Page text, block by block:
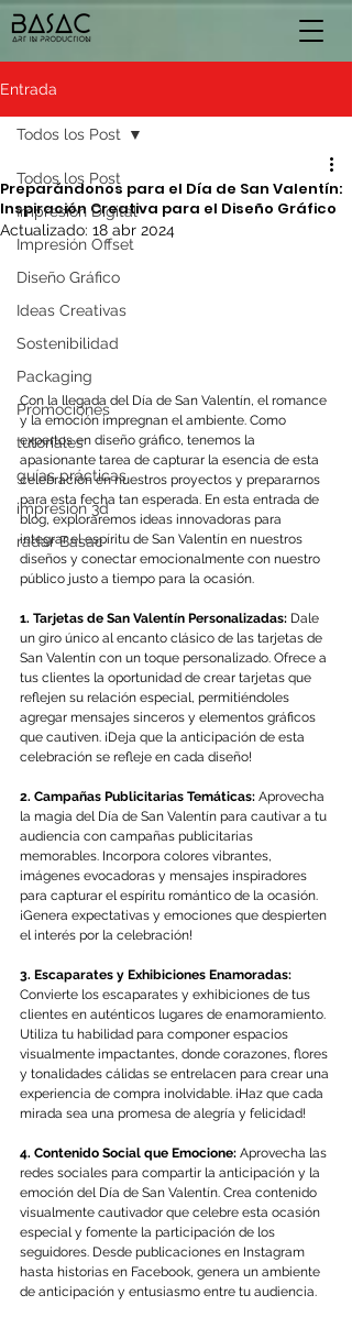
Entrada
Todos los Post
Impresión Digital
Impresión Offset
Diseño Gráfico
Ideas Creativas
Sostenibilidad
Packaging
Promociones
tutoriales
guías prácticas
impresión 3d
radar Basac
Todos los Post
Preparándonos para el Día de San Valentín:
Inspiración Creativa para el Diseño Gráfico
Actualizado: 18 abr 2024
Con la llegada del Día de San Valentín, el romance
y la emoción impregnan el ambiente. Como
expertos en diseño gráfico, tenemos la
apasionante tarea de capturar la esencia de esta
celebración en nuestros proyectos y prepararnos
para esta fecha tan esperada. En esta entrada de
blog, exploraremos ideas innovadoras para
integrar el espíritu de San Valentín en nuestros
diseños y conectar emocionalmente con nuestro
público justo a tiempo para la ocasión.
1. Tarjetas de San Valentín Personalizadas: Dale
un giro único al encanto clásico de las tarjetas de
San Valentín con un toque personalizado. Ofrece a
tus clientes la oportunidad de crear tarjetas que
reflejen su relación especial, permitiéndoles
agregar mensajes sinceros y elementos gráficos
que cautiven. ¡Deja que la anticipación de esta
celebración se refleje en cada diseño!
2. Campañas Publicitarias Temáticas: Aprovecha
la magia del Día de San Valentín para cautivar a tu
audiencia con campañas publicitarias
memorables. Incorpora colores vibrantes,
imágenes evocadoras y mensajes inspiradores
para capturar el espíritu romántico de la ocasión.
¡Genera expectativas y emociones que despierten
el interés por la celebración!
3. Escaparates y Exhibiciones Enamoradas:
Convierte los escaparates y exhibiciones de tus
clientes en auténticos lugares de enamoramiento.
Utiliza tu habilidad para componer espacios
visualmente impactantes, donde corazones, flores
y tonalidades cálidas se entrelacen para crear una
experiencia de compra inolvidable. ¡Haz que cada
mirada sea una promesa de alegría y felicidad!
4. Contenido Social que Emocione: Aprovecha las
redes sociales para compartir la anticipación y la
emoción del Día de San Valentín. Crea contenido
visualmente cautivador que celebre esta ocasión
especial y fomente la participación de los
seguidores. Desde publicaciones en Instagram
hasta historias en Facebook, genera un ambiente
de anticipación y entusiasmo entre tu audiencia.